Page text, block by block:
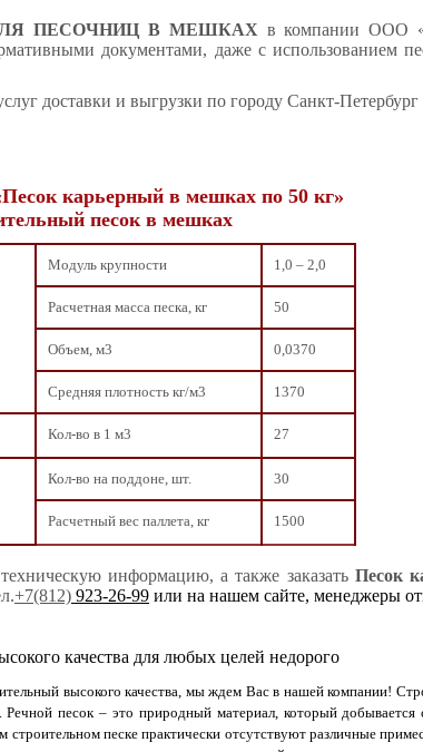
ПЕСОЧНИЦ В МЕШКАХ в компании ООО
документами, даже с использованием
доставки и выгрузки по городу Санкт-
карьерный в мешках по 50 кг»
песок в мешках
Модуль крупности 1,0 – 2,0
Расчетная масса песка, кг 50
Объем, м3 0,0370
Средняя плотность кг/м3 1370
Кол-во в 1 м3 27
Кол-во на поддоне, шт. 30
Расчетный вес паллета, кг 1500
информацию, а также заказать Песок
+7(812) 923-26-99 или на нашем сайте, менеджеры
качества для любых целей недорого
высокого качества, мы ждем Вас в нашей компании!
песок – это природный материал, который
строительном песке практически отсутствуют различные